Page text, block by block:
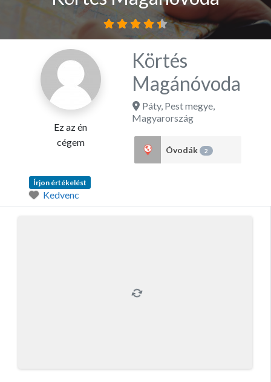
Ez az én
cégem
Körtés
Magánóvoda
Páty, Pest megye,
Magyarország
Óvodák 2
Írjon értékelést
Kedvenc